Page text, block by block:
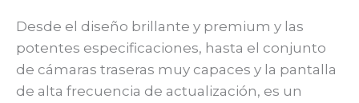
Desde el diseño brillante y premium y las
potentes especificaciones, hasta el conjunto
de cámaras traseras muy capaces y la pantalla
de alta frecuencia de actualización, es un